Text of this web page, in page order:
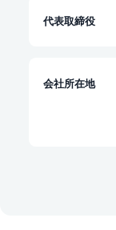
代表取締役
会社所在地